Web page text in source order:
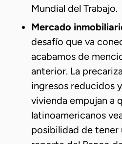
Mundial del Trabajo.
Mercado
desafío que va
acabamos de
anterior. La
ingresos reducidos
vivienda empujan a
latinoamericanos
posibilidad de tener